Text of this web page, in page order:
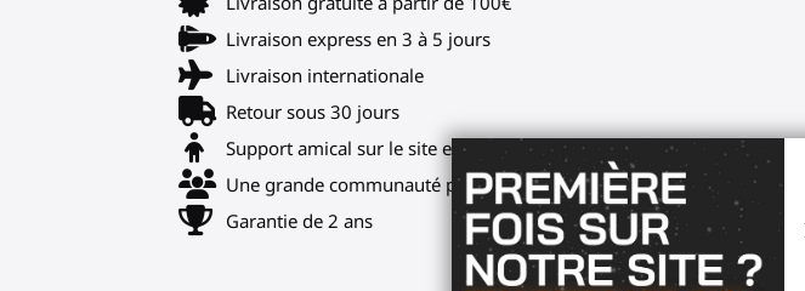
Livraison express en 3 à 5 jours
Livraison internationale
Retour sous 30 jours
Support amical sur le site et notre Discord
Une grande communauté pour astuces et camarades de jeu
Garantie de 2 ans